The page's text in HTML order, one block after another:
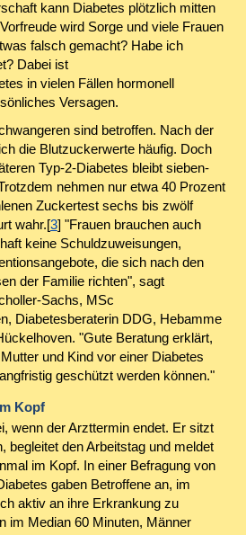
kann Diabetes plötzlich mitten
wird Sorge und viele Frauen
falsch gemacht? Habe ich
Dabei ist
in vielen Fällen hormonell
Versagen.
sind betroffen. Nach der
die Blutzuckerwerte häufig. Doch
Typ-2-Diabetes bleibt sieben-
nehmen nur etwa 40 Prozent
Zuckertest sechs bis zwölf
wahr.[3] "Frauen brauchen auch
keine Schuldzuweisungen,
die sich nach den
der Familie richten", sagt
Sachs, MSc
Diabetesberaterin DDG, Hebamme
"Gute Beratung erklärt,
und Kind vor einer Diabetes
geschützt werden können."
Kopf
wenn der Arzttermin endet. Er sitzt
begleitet den Arbeitstag und meldet
im Kopf. In einer Befragung von
gaben Betroffene an, im
aktiv an ihre Erkrankung zu
im Median 60 Minuten, Männer